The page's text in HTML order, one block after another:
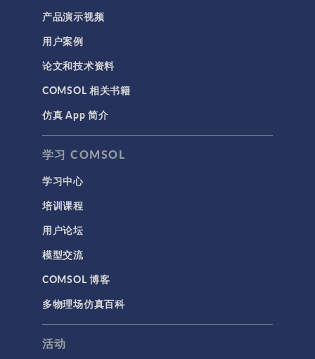
产品演示视频
用户案例
论文和技术资料
COMSOL 相关书籍
仿真 App 简介
学习 COMSOL
学习中心
培训课程
用户论坛
模型交流
COMSOL 博客
多物理场仿真百科
活动